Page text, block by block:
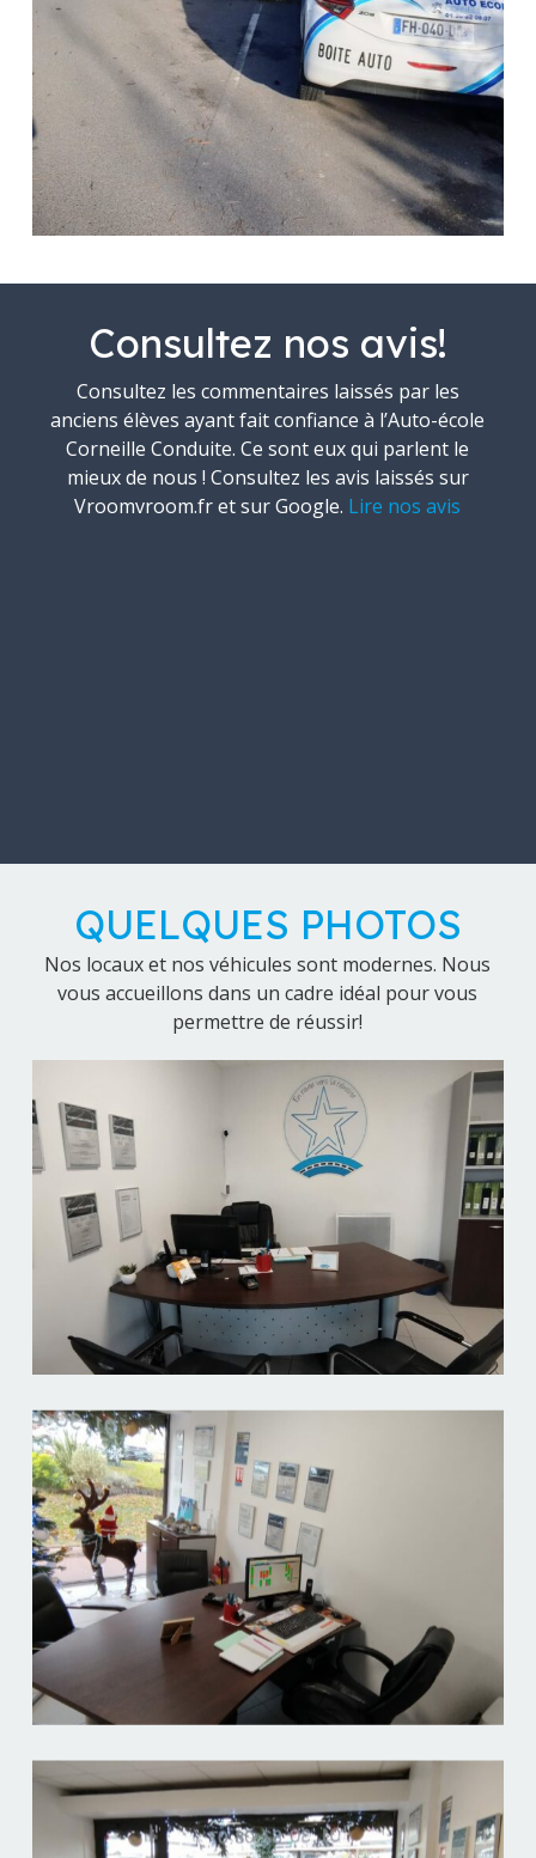
Consultez nos avis!
Consultez les commentaires laissés par les
anciens élèves ayant fait confiance à l’Auto-école
Corneille Conduite. Ce sont eux qui parlent le
mieux de nous ! Consultez les avis laissés sur
Vroomvroom.fret sur Google. Lire nos avis
QUELQUES PHOTOS
Nos locaux et nos véhicules sont modernes. Nous
vous accueillons dans un cadre idéal pour vous
permettre de réussir!